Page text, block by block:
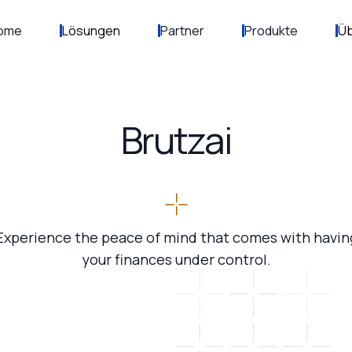
Lösungen Partner Produkte
Brutzai
the peace of mind that comes with
your finances under control.